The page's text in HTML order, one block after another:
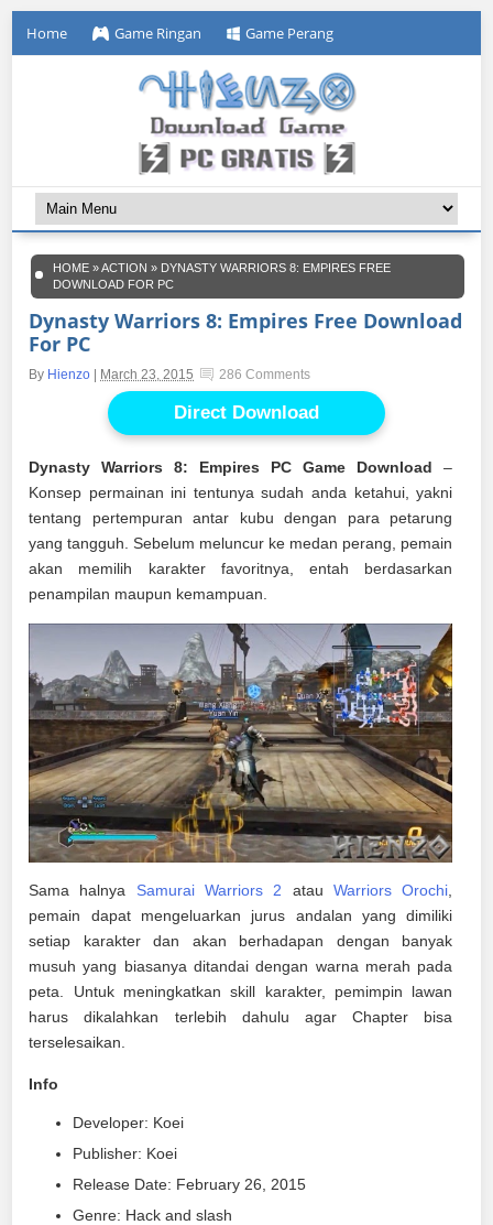
Home Game Ringan Game Perang
HOME »ACTION » DYNASTY WARRIORS 8: EMPIRES FREE
DOWNLOAD FOR PC
Dynasty Warriors 8: Empires Free Download
For PC
By Hienzo March 23, 2015 286 Comments
Direct Download
Dynasty Warriors 8: Empires PC Game Download –
Konsep permainan ini tentunya sudah anda ketahui, yakni
tentang pertempuran antar kubu dengan para petarung
yang tangguh. Sebelum meluncur ke medan perang, pemain
akan memilih karakter favoritnya, entah berdasarkan
penampilan maupun kemampuan.
Sama halnya Samurai Warriors 2 atau Warriors Orochi
pemain dapat mengeluarkan jurus andalan yang dimiliki
setiap karakter dan akan berhadapan dengan banyak
musuh yang biasanya ditandai dengan warna merah pada
peta. Untuk meningkatkan skill karakter, pemimpin lawan
harus dikalahkan terlebih dahulu agar Chapter bisa
terselesaikan.
Info
Developer: Koei
Publisher: Koei
Release Date: February 26, 2015
Genre: Hack and slash